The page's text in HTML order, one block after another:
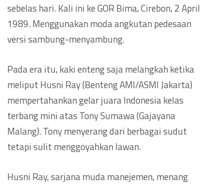
sebelas hari. Kali ini ke GOR Bima, Cirebon, 2 April
1989. Menggunakan moda angkutan pedesaan
versi sambung-menyambung.
Pada era itu, kaki enteng saja melangkah ketika
meliput Husni Ray (Benteng AMI/ASMI Jakarta)
mempertahankan gelar juara Indonesia kelas
terbang mini atas Tony Sumawa (Gajayana
Malang). Tony menyerang dari berbagai sudut
tetapi sulit menggoyahkan lawan.
Husni Ray, sarjana muda manejemen, menang